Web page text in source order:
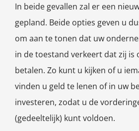
In beide gevallen zal er een
gepland. Beide opties geven u
om aan te tonen dat uw
in de toestand verkeert dat zij is
betalen. Zo kunt u kijken of u
vinden u geld te lenen of in uw
investeren, zodat u de
(gedeeltelijk) kunt voldoen.